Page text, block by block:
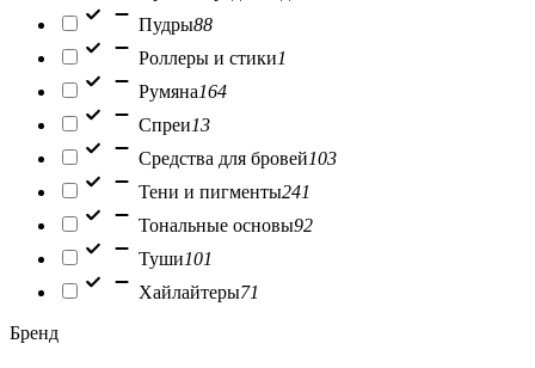
Пудры88
Роллеры и стики1
Румяна164
Спреи13
Средства для бровей103
Тени и пигменты241
Тональные основы92
Туши101
Хайлайтеры71
Бренд